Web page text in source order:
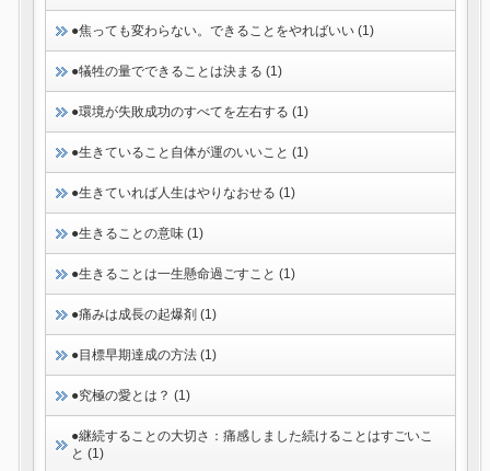
●焦っても変わらない。できることをやればいい (1)
●犠牲の量でできることは決まる (1)
●環境が失敗成功のすべてを左右する (1)
●生きていること自体が運のいいこと (1)
●生きていれば人生はやりなおせる (1)
●生きることの意味 (1)
●生きることは一生懸命過ごすこと (1)
●痛みは成長の起爆剤 (1)
●目標早期達成の方法 (1)
●究極の愛とは？ (1)
●継続することの大切さ：痛感しました続けることはすごいこ
と (1)